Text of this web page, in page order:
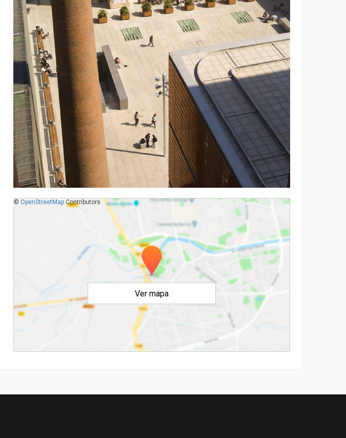
Ver mapa
© OpenStreetMapContributors